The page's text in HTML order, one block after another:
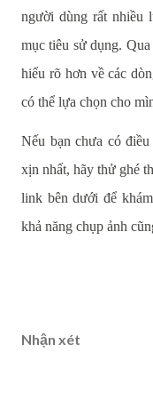
người dùng rất nhiều
mục tiêu sử dụng.
hiểu rõ hơn về các
có thể lựa chọn cho
Nếu bạn chưa có
xịn nhất, hãy thử ghé
link bên dưới để
khả năng chụp ảnh
Nhận xét